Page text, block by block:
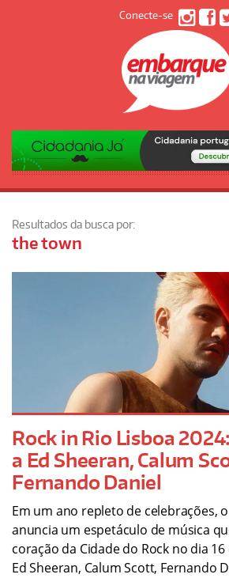
Conecte-se
Resultados da busca por:
the town
Rock in Rio Lisboa
a Ed Sheeran, Calum
Fernando Daniel
Em um ano repleto de celebrações,
anuncia um espetáculo de música
coração da Cidade do Rock no dia
Ed Sheeran, Calum Scott, Fernando